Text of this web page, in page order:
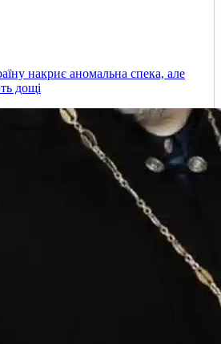
накриє аномальна спека, але
дощі